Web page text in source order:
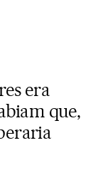
era
que,